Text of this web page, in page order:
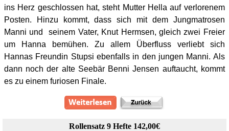
ins Herz geschlossen hat, steht Mutter Hella auf verlorenem
Posten. Hinzu kommt, dass sich mit dem Jungmatrosen
Manni und seinem Vater, Knut Hermsen, gleich zwei Freier
um Hanna bemühen. Zu allem Überfluss verliebt sich
Hannas Freundin Stupsi ebenfalls in den jungen Manni. Als
dann noch der alte Seebär Benni Jensen auftaucht, kommt
es zu einem furiosen Finale.
Rollensatz 9 Hefte 142,00€